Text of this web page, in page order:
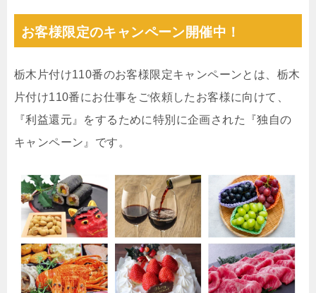
お客様限定のキャンペーン開催中！
栃木片付け110番のお客様限定キャンペーンとは、栃木
片付け110番にお仕事をご依頼したお客様に向けて、
『利益還元』をするために特別に企画された『独自の
キャンペーン』です。